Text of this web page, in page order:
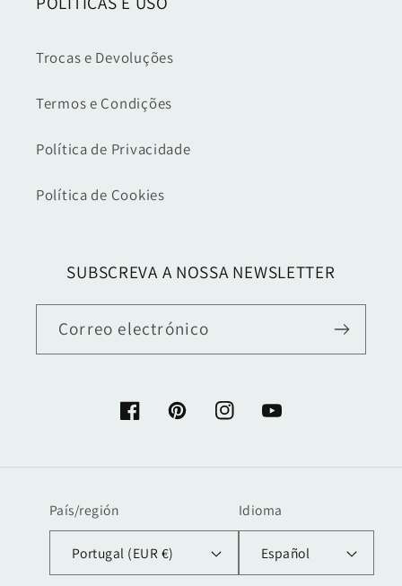
Trocas e Devoluções
Termos e Condições
Política de Privacidade
Política de Cookies
SUBSCREVA A NOSSA NEWSLETTER
Correo electrónico
FacebookPinterestInstagramYouTube
País/región
Portugal (EUR €)
Idioma
Español